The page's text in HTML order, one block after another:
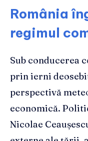
România
regimul
Sub conducerea
prin ierni
perspectivă
economică.
Nicolae